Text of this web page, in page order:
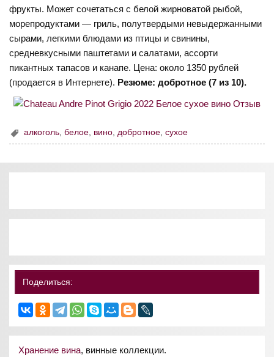
фрукты. Может сочетаться с белой жирноватой рыбой,
морепродуктами — гриль, полутвердыми невыдержанными
сырами, легкими блюдами из птицы и свинины,
средневкусными паштетами и салатами, ассорти
пикантных тапасов и канапе. Цена: около 1350 рублей
(продается в Интернете). Резюме: добротное (7 из 10).
алкоголь,белое, вино,добротное,сухое
Поделиться:
Хранение вина, винные коллекции.